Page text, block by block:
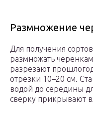
Размножение
Для получения
размножать
разрезают
отрезки 10–20 см.
водой до середины
сверку прикрывают